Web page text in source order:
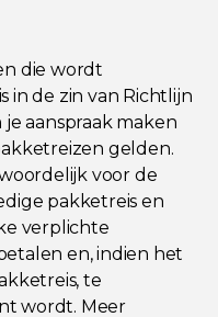
die wordt
in de zin van Richtlijn
je aanspraak maken
gelden.
voor de
pakketreis en
verplichte
en, indien het
te
wordt. Meer